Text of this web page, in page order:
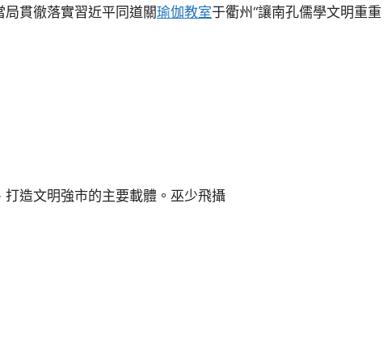
貫徹落實習近平同道關瑜伽教室于衢州“讓南孔儒學文明重重
造文明強市的主要載體。巫少飛攝